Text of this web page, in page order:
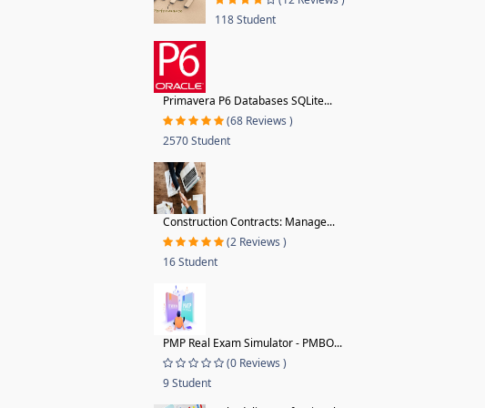
118 Student
Primavera P6 Databases SQLite...
(68 Reviews )
2570 Student
Construction Contracts: Manage...
(2 Reviews )
16 Student
PMP Real Exam Simulator - PMBO...
(0 Reviews )
9 Student